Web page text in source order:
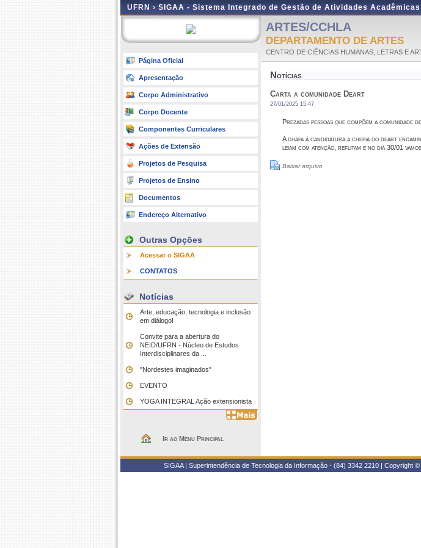
UFRN › SIGAA - Sistema Integrado de Gestão de Atividades Acadêmicas
Página Oficial
Apresentação
Corpo Administrativo
Corpo Docente
Componentes Curriculares
Ações de Extensão
Projetos de Pesquisa
Projetos de Ensino
Documentos
Endereço Alternativo
Outras Opções
Acessar o SIGAA
CONTATOS
Notícias
Arte, educação, tecnologia e inclusão
em diálogo!
Convite para a abertura do
NEID/UFRN - Núcleo de Estudos
Interdisciplinares da ...
"Nordestes imaginados"
EVENTO
YOGA INTEGRAL Ação extensionista
Ir ao Menu Principal
ARTES/CCHLA
DEPARTAMENTO DE ARTES
CENTRO DE CIÊNCIAS HUMANAS, LETRAS E
Notícias
Carta a comunidade Deart
27/01/2025 15:47
Prezadas pessoas que compõem a comunidade
A chapa à candidatura a chefia do deart
leiam com atenção, reflitam e no dia 30/01
Baixar arquivo
SIGAA | Superintendência de Tecnologia da Informação - (84) 3342 2210 |